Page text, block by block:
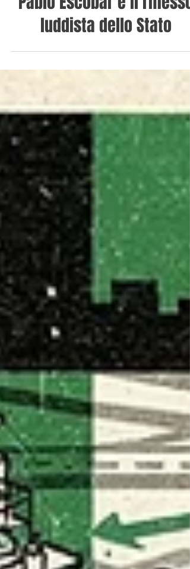
Pablo Escobar e il riflesso
luddista dello Stato